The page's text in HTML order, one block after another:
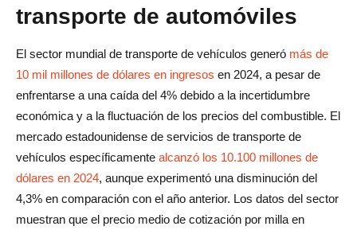
transporte de automóviles
El sector mundial de transporte de vehículos generó más de
10 mil millones de dólares en ingresos en 2024, a pesar de
enfrentarse a una caída del 4% debido a la incertidumbre
económica y a la fluctuación de los precios del combustible. El
mercado estadounidense de servicios de transporte de
vehículos específicamente alcanzó los 10.100 millones de
dólares en 2024, aunque experimentó una disminución del
4,3% en comparación con el año anterior. Los datos del sector
muestran que el precio medio de cotización por milla en